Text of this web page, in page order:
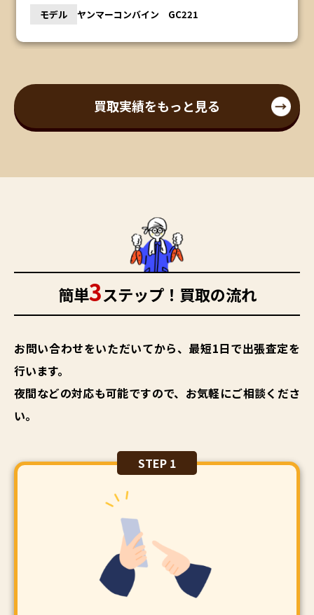
モデル ヤンマーコンバイン GC221
買取実績をもっと見る
簡単3ステップ！買取の流れ
お問い合わせをいただいてから、最短1日で出張査定を
行います。
夜間などの対応も可能ですので、お気軽にご相談くださ
い。
STEP 1